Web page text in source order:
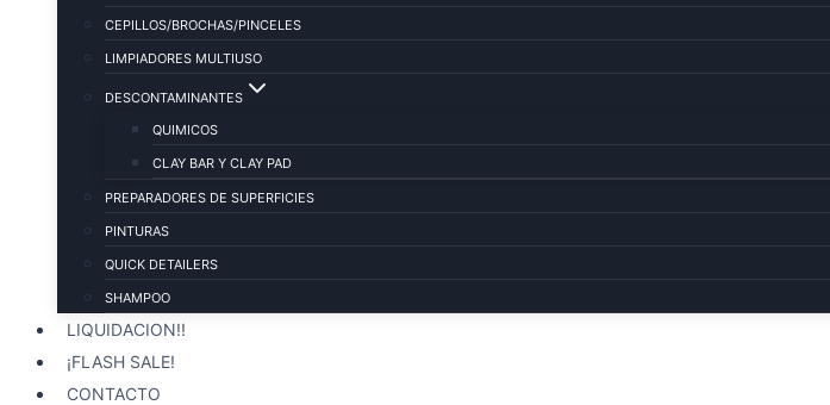
CEPILLOS/BROCHAS/PINCELES
LIMPIADORES MULTIUSO
DESCONTAMINANTES
QUIMICOS
CLAY BAR Y CLAY PAD
PREPARADORES DE SUPERFICIES
PINTURAS
QUICK DETAILERS
SHAMPOO
LIQUIDACION!!
¡FLASH SALE!
CONTACTO